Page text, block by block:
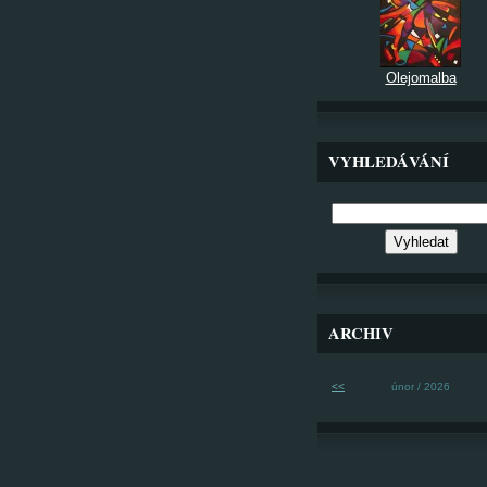
Olejomalba
VYHLEDÁVÁNÍ
ARCHIV
<< únor / 2026